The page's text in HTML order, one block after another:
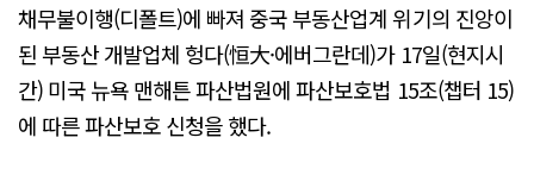
채무불이행(디폴트)에 빠져 중국 부동산업계 위기의 진앙이
된 부동산 개발업체 헝다(恒大·에버그란데)가 17일(현지시
간) 미국 뉴욕 맨해튼 파산법원에 파산보호법 15조(챕터 15)
에 따른 파산보호 신청을 했다.